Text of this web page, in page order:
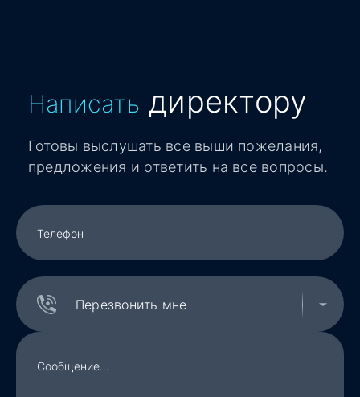
Написать директору
Готовы выслушать все выши пожелания,
предложения и ответить на все вопросы.
Перезвонить мне